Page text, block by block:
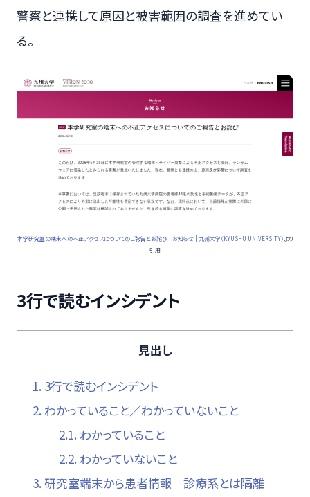
警察と連携して原因と被害範囲の調査を進めてい
る。
本学研究室の端末への不正アクセスについてのご報告とお詫び | お知らせ | 九州大学（KYUSHU UNIVERSITY）より
引用
3行で読むインシデント
見出し
1. 3行で読むインシデント
2. わかっていること／わかっていないこと
2.1. わかっていること
2.2. わかっていないこと
3. 研究室端末から患者情報 診療系とは隔離